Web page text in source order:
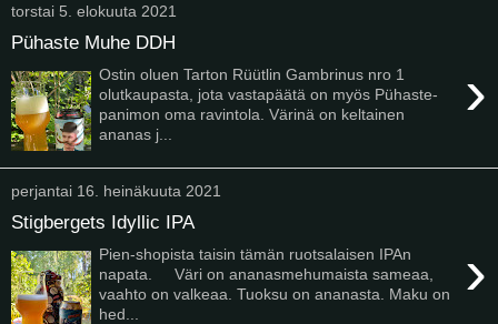
torstai 5. elokuuta 2021
Pühaste Muhe DDH
›
Ostin oluen Tarton Rüütlin Gambrinus nro 1
olutkaupasta, jota vastapäätä on myös Pühaste-
panimon oma ravintola. Värinä on keltainen
ananas j...
perjantai 16. heinäkuuta 2021
Stigbergets Idyllic IPA
›
Pien-shopista taisin tämän ruotsalaisen IPAn
napata. Väri on ananasmehumaista sameaa,
vaahto on valkeaa. Tuoksu on ananasta. Maku on
hed...